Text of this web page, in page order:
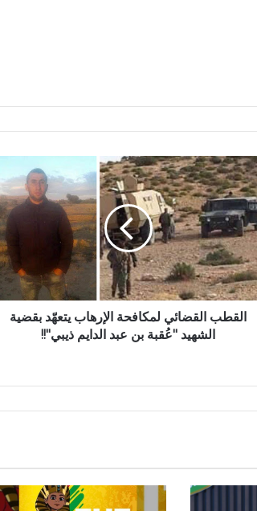
القطب القضائي لمكافحة الإرهاب يتعهّد بقضية
الشهيد "عُقبة بن عبد الدايم ذيبي"!!